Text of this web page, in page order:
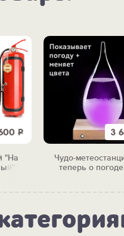
Р
"На
3
Чудо-
теперь о